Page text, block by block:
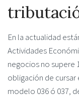
En la actualidad
Actividades
negocios no supere
obligación de
modelo 036 ó 037,